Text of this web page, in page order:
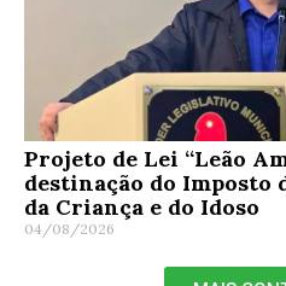
Projeto de Lei “Leão
destinação do Imposto
da Criança e do Idoso
04/08/2026